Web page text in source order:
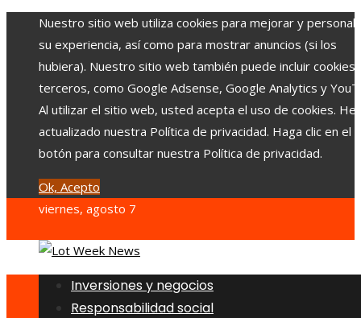
Nuestro sitio web utiliza cookies para mejorar y
su experiencia, así como para mostrar anuncios (si los
hubiera). Nuestro sitio web también puede incluir cookies
terceros, como Google Adsense, Google Analytics y
Al utilizar el sitio web, usted acepta el uso de cookies.
actualizado nuestra Política de privacidad. Haga clic en el
botón para consultar nuestra Política de privacidad.
Ok, Acepto
viernes, agosto 7
Inversiones y negocios
Responsabilidad social